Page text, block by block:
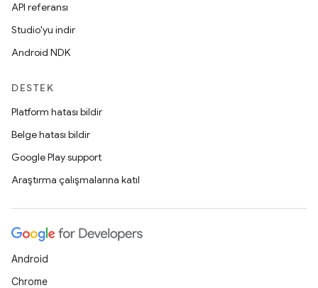
API referansı
Studio'yu indir
Android NDK
DESTEK
Platform hatası bildir
Belge hatası bildir
Google Play support
Araştırma çalışmalarına katıl
Android
Chrome